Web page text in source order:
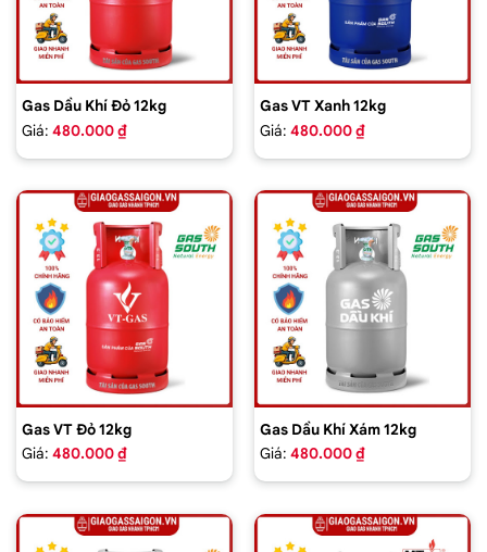
Gas Dầu Khí Đỏ 12kg
Giá: 480.000 ₫
Gas VT Xanh 12kg
Giá: 480.000 ₫
Gas VT Đỏ 12kg
Giá: 480.000 ₫
Gas Dầu Khí Xám 12kg
Giá: 480.000 ₫